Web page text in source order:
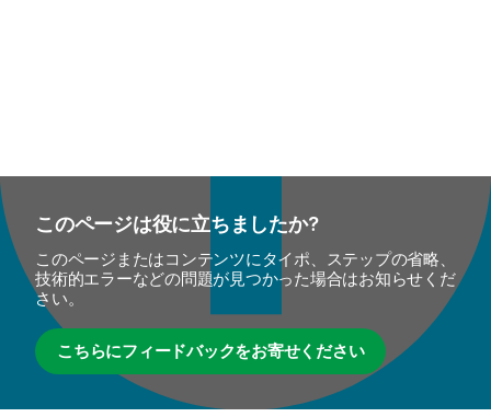
このページは役に立ちましたか?
このページまたはコンテンツにタイポ、ステップの省略、
技術的エラーなどの問題が見つかった場合はお知らせくだ
さい。
こちらにフィードバックをお寄せください